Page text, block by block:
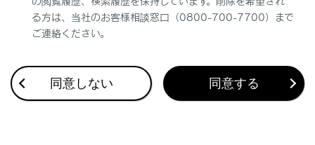
ETC2.0ユニットの使い方
ETC画面の操作
このページは役に立ちましたか？
る方は、当社のお客様相談窓口（0800-700-7700）まで
ご連絡ください。
同意しない 同意する